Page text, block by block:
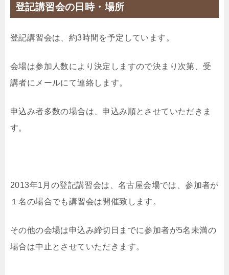
登記講習会の日時・場所
登記講習会は、約3時間を予定しています。
会場は参加人数により決定しますので決まり次第、受
講者にメールにて連絡します。
申込み者多数の場合は、申込み順とさせていただきま
す。
2013年1月の登記講習会は、名古屋会場では、参加者が
１名の場合でも講習会は開催致します。
その他の会場は申込み締切日までに参加者が5名未満の
場合は中止とさせていただきます。